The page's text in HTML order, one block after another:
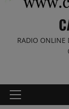
RADIO ONLINE
Menú